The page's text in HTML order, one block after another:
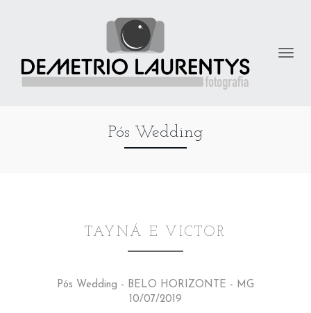
Pós Wedding
TAYNÁ E VICTOR
Pós Wedding - BELO HORIZONTE - MG
10/07/2019